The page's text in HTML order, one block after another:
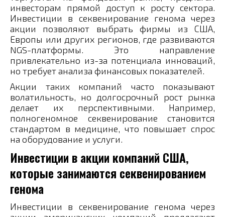
инвесторам прямой доступ к росту сектора.
Инвестиции в секвенирование генома через
акции позволяют выбрать фирмы из США,
Европы или других регионов, где развиваются
NGS-платформы. Это направление
привлекательно из-за потенциала инноваций,
но требует анализа финансовых показателей.
Акции таких компаний часто показывают
волатильность, но долгосрочный рост рынка
делает их перспективными. Например,
полногеномное секвенирование становится
стандартом в медицине, что повышает спрос
на оборудование и услуги.
Инвестиции в акции компаний США,
которые занимаются секвенированием
генома
Инвестиции в секвенирование генома через